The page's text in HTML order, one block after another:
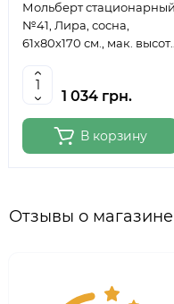
Мольберт стационарный
№41, Лира, сосна,
61х80х170 см., мак. высота
Studio
1 034 грн.
В корзину
Отзывы о магазине